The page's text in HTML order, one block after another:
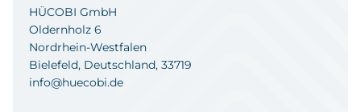
HÜCOBI GmbH
Oldernholz 6
Nordrhein-Westfalen
Bielefeld, Deutschland, 33719
info@huecobi.de